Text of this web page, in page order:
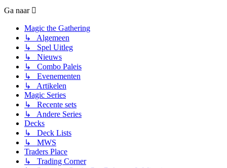
Ga naar
Magic the Gathering
↳ Algemeen
↳ Spel Uitleg
↳ Nieuws
↳ Combo Paleis
↳ Evenementen
↳ Artikelen
Magic Series
↳ Recente sets
↳ Andere Series
Decks
↳ Deck Lists
↳ MWS
Traders Place
↳ Trading Corner